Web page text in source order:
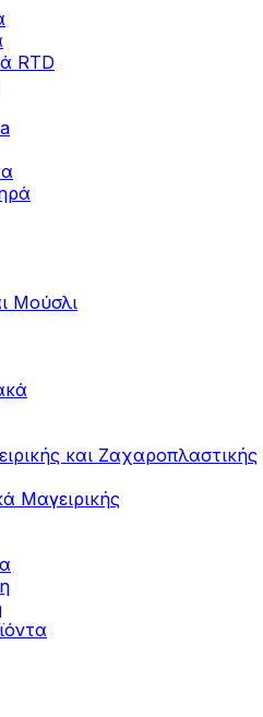
RTD
Μούσλι
και Ζαχαροπλαστικής
Μαγειρικής